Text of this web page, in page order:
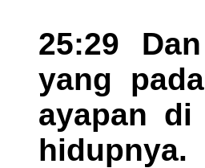
25:29
yang
ayapan di
hidupnya.